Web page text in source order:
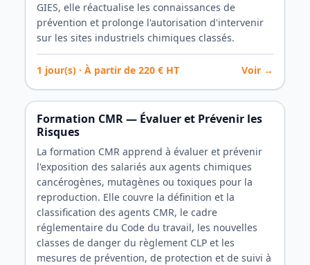
GIES, elle réactualise les connaissances de
prévention et prolonge l'autorisation d'intervenir
sur les sites industriels chimiques classés.
1 jour(s) · À partir de 220 € HT Voir →
Formation CMR — Évaluer et Prévenir les
Risques
La formation CMR apprend à évaluer et prévenir
l'exposition des salariés aux agents chimiques
cancérogènes, mutagènes ou toxiques pour la
reproduction. Elle couvre la définition et la
classification des agents CMR, le cadre
réglementaire du Code du travail, les nouvelles
classes de danger du règlement CLP et les
mesures de prévention, de protection et de suivi à